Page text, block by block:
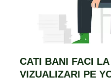
CATI BANI FACI
VIZUALIZARI PE